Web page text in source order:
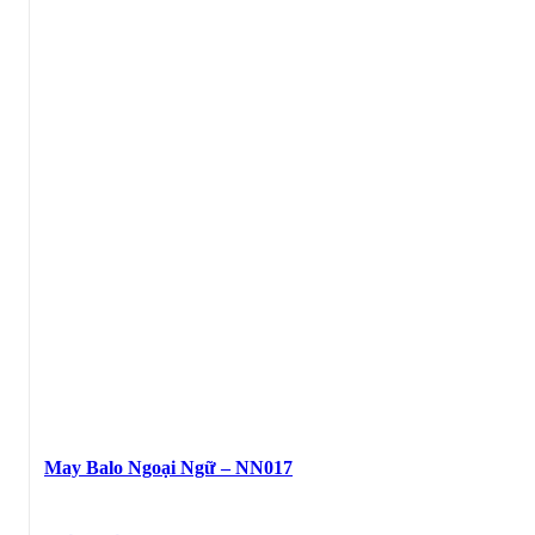
May Balo Ngoại Ngữ – NN017